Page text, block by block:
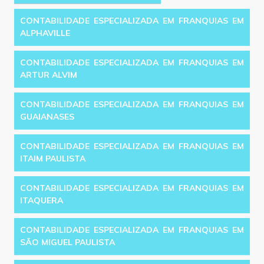
CONTABILIDADE ESPECIALIZADA EM FRANQUIAS EM
ALPHAVILLE
CONTABILIDADE ESPECIALIZADA EM FRANQUIAS EM
ARTUR ALVIM
CONTABILIDADE ESPECIALIZADA EM FRANQUIAS EM
GUAIANASES
CONTABILIDADE ESPECIALIZADA EM FRANQUIAS EM
ITAIM PAULISTA
CONTABILIDADE ESPECIALIZADA EM FRANQUIAS EM
ITAQUERA
CONTABILIDADE ESPECIALIZADA EM FRANQUIAS EM
SÃO MIGUEL PAULISTA